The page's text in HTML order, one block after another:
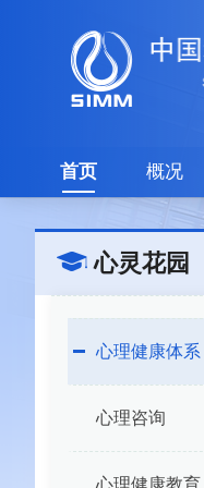
首页 概况
心灵花园
心理健康体系
心理咨询
心理健康教育